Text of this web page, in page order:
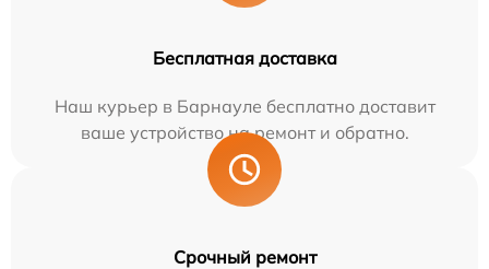
Бесплатная доставка
Наш курьер в Барнауле бесплатно доставит
ваше устройство на ремонт и обратно.
Срочный ремонт